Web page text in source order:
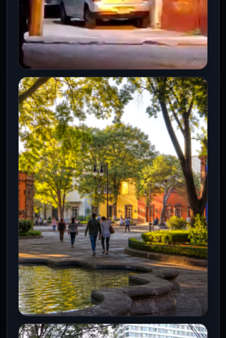
CDMX
Investigan homicidio múltiple en
vivienda de Azcapotzalco; hay tres
víctimas mortales
16 Jun 2026
Ciudad de México.- Un ataque armado
perpetrado durante la madrugada del
domingo 14 de junio de 2026 en…
CDMX